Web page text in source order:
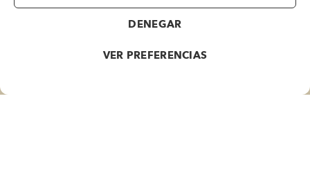
DENEGAR
VER PREFERENCIAS
INFORMACIÓN